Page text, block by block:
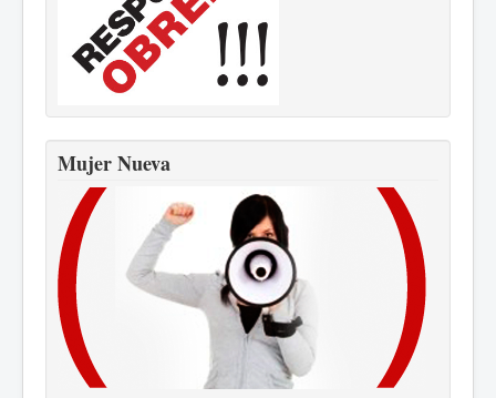
Mujer Nueva